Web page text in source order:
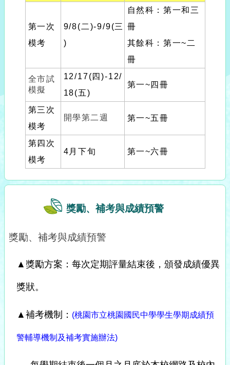
第一次
模考
9/8(二)-9/9(三
)
自然科：第一和三
冊
其餘科：第一~二
冊
全市試
模擬
12/17(四)-12/
18(五)
第一~四冊
第三次
模考
開學第二週 第一~五冊
第四次
模考
4月下旬 第一~六冊
獎勵、補考與成績預警
獎勵、補考與成績預警
▲獎勵方案：每次定期評量結束後，頒發成績優異
獎狀。
▲補考機制： (桃園市立桃園國民中學學生學期成績預
警輔導機制及補考實施辦法)